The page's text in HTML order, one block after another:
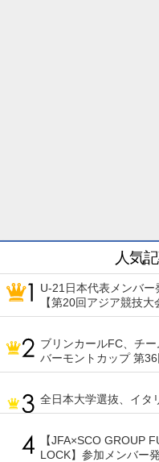
人気
U-21日本代表メンバー
【第20回アジア競技大
ブリンカールFC、チ
バーモントカップ 第
全日本大学選抜、イタ
【JFA×SCO GROUP
LOCK】参加メンバー発